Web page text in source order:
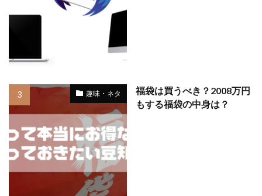
趣味・ネタ
福袋は買うべき？2008万円
もする福袋の中身は？